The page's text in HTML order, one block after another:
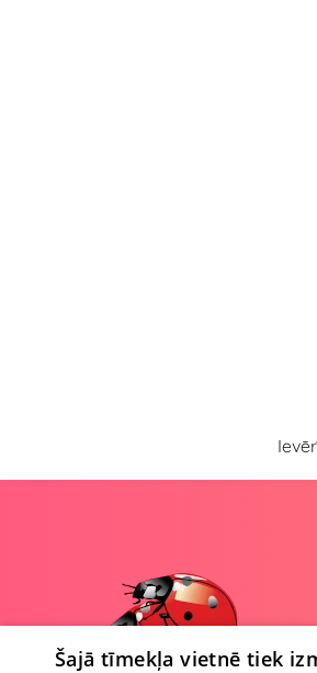
Šajā tīmekļa vietnē tiek